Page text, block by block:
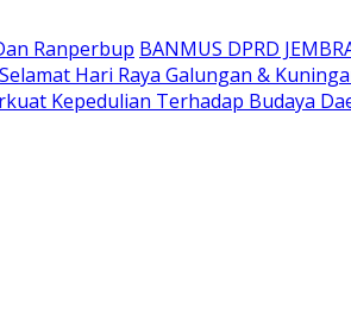
Ranperbup BANMUS DPRD
Hari Raya Galungan &
Kepedulian Terhadap Budaya